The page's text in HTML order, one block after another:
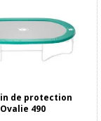
de protection
Ovalie 490